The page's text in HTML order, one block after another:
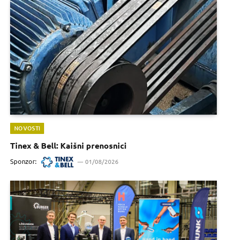
NOVOSTI
Tinex & Bell: Kaišni prenosnici
Sponzor: 01/08/2026